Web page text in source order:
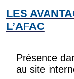
LES
L’AFAC
Présence
au site